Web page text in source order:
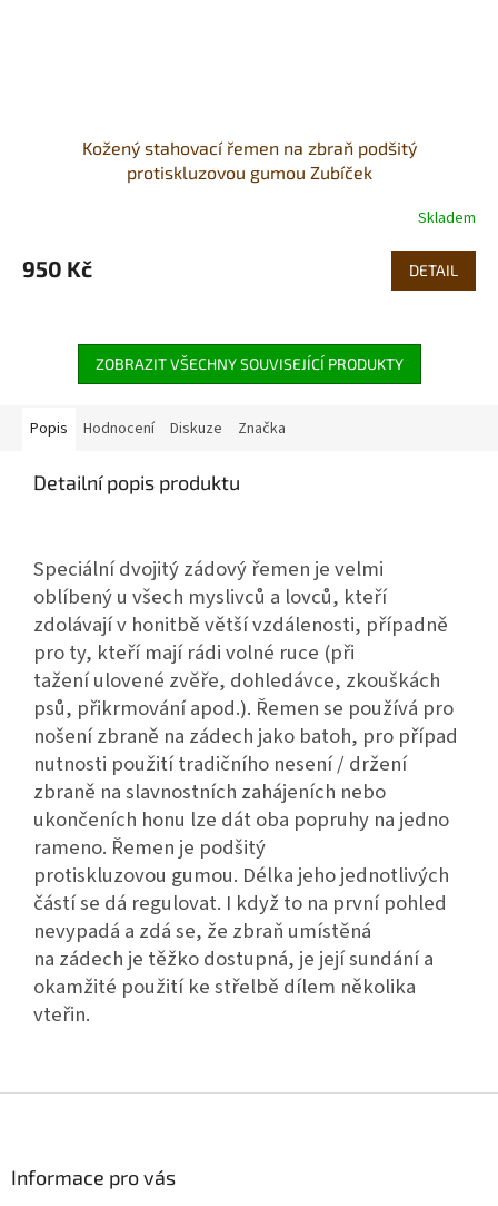
Kožený stahovací řemen na zbraň podšitý
protiskluzovou gumou Zubíček
Skladem
950 Kč DETAIL
ZOBRAZIT VŠECHNY SOUVISEJÍCÍ PRODUKTY
Popis Hodnocení Diskuze Značka
Detailní popis produktu
Speciální dvojitý zádový řemen je velmi
oblíbený u všech myslivců a lovců, kteří
zdolávají v honitbě větší vzdálenosti, případně
pro ty, kteří mají rádi volné ruce (při
tažení ulovené zvěře, dohledávce, zkouškách
psů, přikrmování apod.). Řemense používá pro
nošení zbraně na zádech jako batoh, pro případ
nutnosti použití tradičního nesení / držení
zbraně naslavnostních zahájeních nebo
ukončeních honu lze dát oba popruhy na jedno
rameno. Řemen je podšitý
protiskluzovou gumou. Délka jeho jednotlivých
částí se dá regulovat. I když to na první pohled
nevypadá a zdá se, že zbraň umístěná
na zádech je těžko dostupná, je její sundání a
okamžité použití ke střelbě dílem několika
vteřin.
Informace pro vás